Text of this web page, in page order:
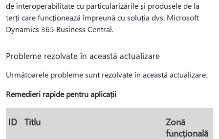
de interoperabilitate cu particularizările și produsele de la
terți care funcționează împreună cu soluția dvs. Microsoft
Dynamics 365 Business Central.
Probleme rezolvate în această actualizare
Următoarele probleme sunt rezolvate în această actualizare.
Remedieri rapide pentru aplicații
ID Titlu
Zonă
funcțională